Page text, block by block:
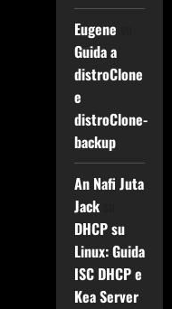
Eugene
Guida a
distroClone
e
distroClone-
backup
An Nafi Juta
Jacksu
DHCP su
Linux: Guida
ISC DHCP e
Kea Server